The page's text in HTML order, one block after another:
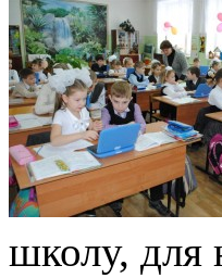
школу, для